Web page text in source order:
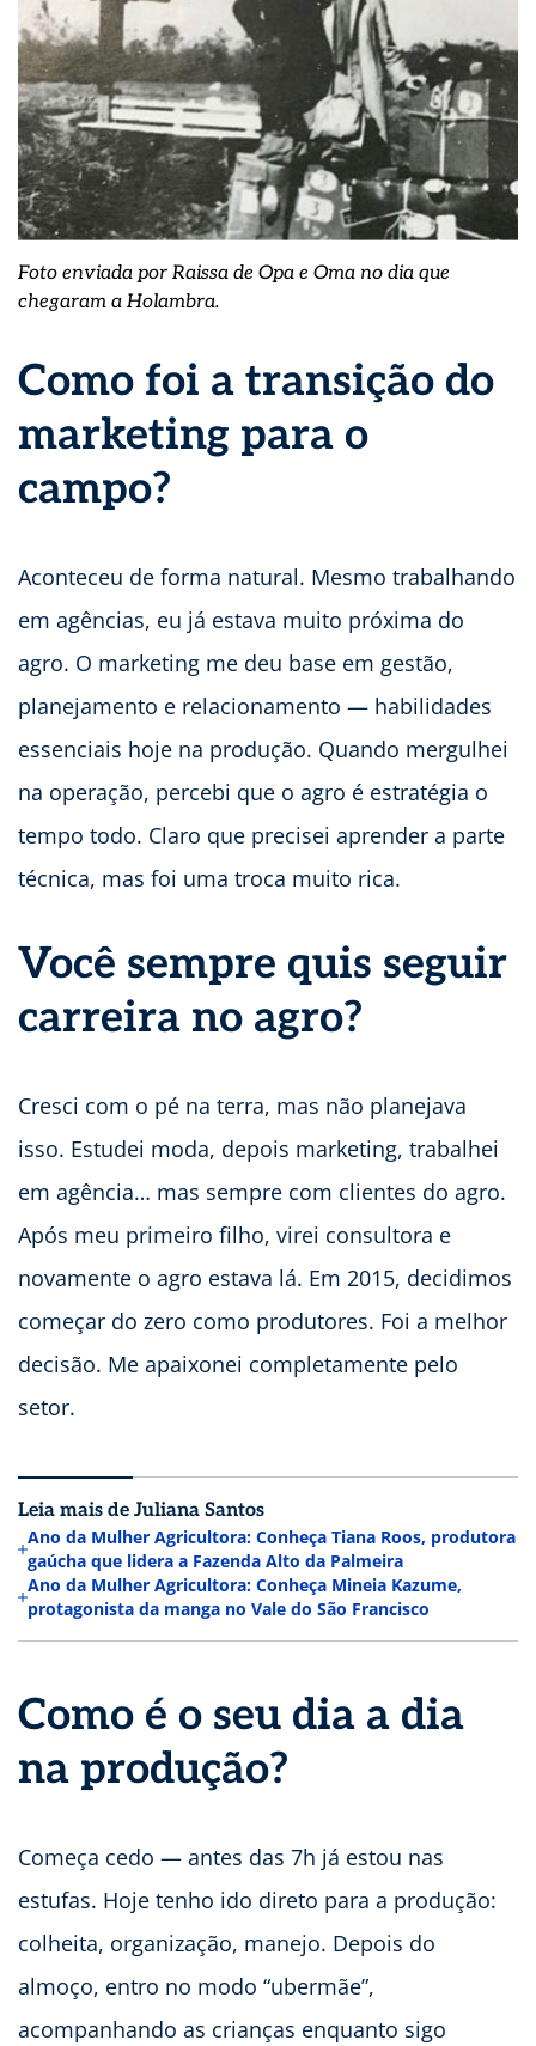
Foto enviada por Raissa de Opa e Oma no dia que
chegaram a Holambra.
Como foi a transição do
marketing para o
campo?
Aconteceu de forma natural. Mesmo trabalhando
em agências, eu já estava muito próxima do
agro. O marketing me deu base em gestão,
planejamento e relacionamento — habilidades
essenciais hoje na produção. Quando mergulhei
na operação, percebi que o agro é estratégia o
tempo todo. Claro que precisei aprender a parte
técnica, mas foi uma troca muito rica.
Você sempre quis seguir
carreira no agro?
Cresci com o pé na terra, mas não planejava
isso. Estudei moda, depois marketing, trabalhei
em agência… mas sempre com clientes do agro.
Após meu primeiro filho, virei consultora e
novamente o agro estava lá. Em 2015, decidimos
começar do zero como produtores. Foi a melhor
decisão. Me apaixonei completamente pelo
setor.
Leia mais de Juliana Santos
Ano da Mulher Agricultora: Conheça Tiana Roos, produtora
gaúcha que lidera a Fazenda Alto da Palmeira
Ano da Mulher Agricultora: Conheça Mineia Kazume,
protagonista da manga no Vale do São Francisco
Como é o seu dia a dia
na produção?
Começa cedo — antes das 7h já estou nas
estufas. Hoje tenho ido direto para a produção:
colheita, organização, manejo. Depois do
almoço, entro no modo “ubermãe”,
acompanhando as crianças enquanto sigo